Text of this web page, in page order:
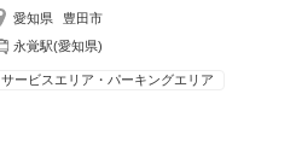
愛知県
豊田市
永覚駅(愛知県)
サービスエリア・パーキングエリア